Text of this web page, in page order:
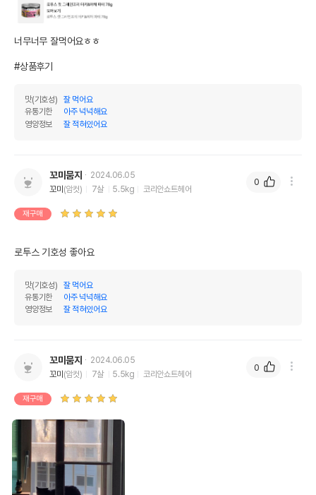
너무너무 잘먹어요ㅎㅎ
#상품후기
맛(기호성)
잘 먹어요
유통기한
아주 넉넉해요
영양정보
잘 적혀있어요
꼬미뭄지
2024.06.05
꼬미(암컷) 7살 5.5kg 코리안쇼트헤어
재구매
로투스 기호성 좋아요
맛(기호성)
잘 먹어요
유통기한
아주 넉넉해요
영양정보
잘 적혀있어요
0
꼬미뭄지
2024.06.05
꼬미 (암컷) 7살 5.5kg 코리안쇼트헤어
재구매
0